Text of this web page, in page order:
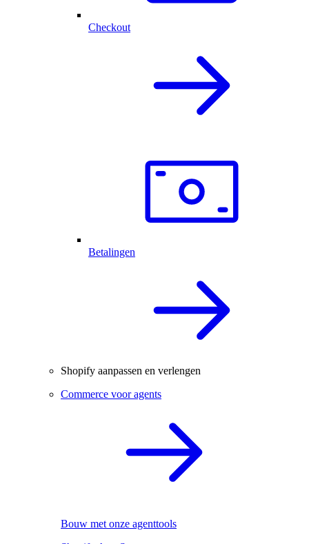
Checkout
Betalingen
Shopify aanpassen en verlengen
Commerce voor agents
Bouw met onze agenttools